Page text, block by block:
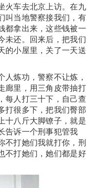
火车去北京上访。在九
叫当地警察接我们，有
都拿出来，这些钱被一
未还。回来后，把我们
的小屋里，关了一天送
炼功，警察不让炼，
廊里，用三角皮带抽打
每人打三十下，自己查
打很多下，把我们臀部
十八斤大脚镣子，就是
告诉一个刑事犯管我
不打她们我就打你，刑
不打她们，她们都是好